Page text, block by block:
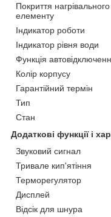
Покриття нагрівального
елементу
Індикатор роботи
Індикатор рівня води
Функція
Колір корпусу
Гарантійний термін
Тип
Стан
Додаткові функції і
Звуковий сигнал
Тривале кип'ятіння
Терморегулятор
Дисплей
Відсік для шнура